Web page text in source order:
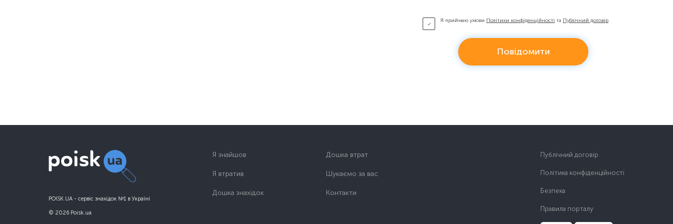
Я приймаю умови Політики конфіденційності та Публічний договір
Повідомити
POISK.UA - сервіс знахідок №1 в Україні
© 2026 Poisk.ua
Я знайшов
Я втратив
Дошка знахідок
Дошка втрат
Шукаємо за вас
Контакти
Публічний договір
Політика конфіденційності
Безпека
Правила порталу